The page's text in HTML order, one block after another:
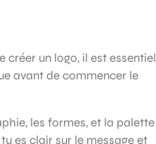
créer un logo, il est essentiel
avant de commencer le
les formes, et la palette
es clair sur le message et